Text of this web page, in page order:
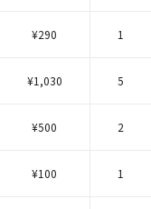
¥290 1
¥1,030 5
¥500 2
¥100 1